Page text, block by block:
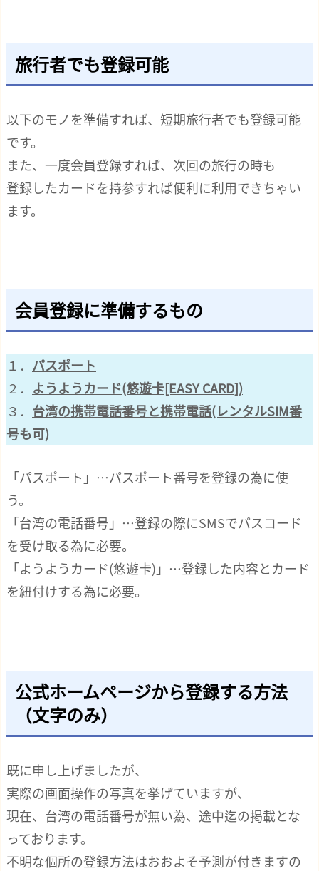
旅行者でも登録可能
以下のモノを準備すれば、短期旅行者でも登録可能
です。
また、一度会員登録すれば、次回の旅行の時も
登録したカードを持参すれば便利に利用できちゃい
ます。
会員登録に準備するもの
１． パスポート
２． ようようカード(悠遊卡[EASY CARD])
３． 台湾の携帯電話番号と携帯電話(レンタルSIM番
号も可)
「パスポート」…パスポート番号を登録の為に使
う。
「台湾の電話番号」…登録の際にSMSでパスコード
を受け取る為に必要。
「ようようカード(悠遊卡)」…登録した内容とカード
を紐付けする為に必要。
公式ホームページから登録する方法
（文字のみ）
既に申し上げましたが、
実際の画面操作の写真を挙げていますが、
現在、台湾の電話番号が無い為、途中迄の掲載とな
っております。
不明な個所の登録方法はおおよそ予測が付きますの